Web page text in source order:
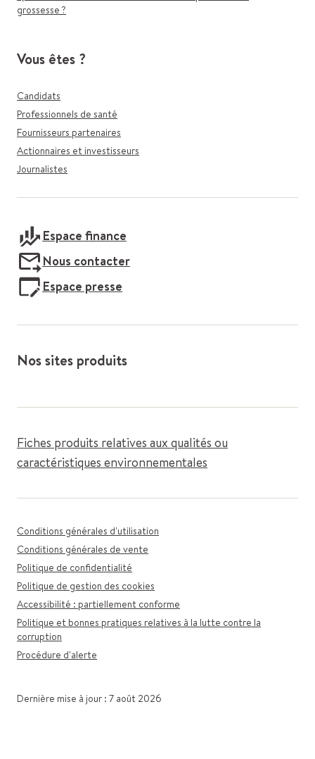
grossesse ?
Vous êtes ?
Candidats
Professionnels de santé
Fournisseurs partenaires
Actionnaires et investisseurs
Journalistes
Espace finance
Nous contacter
Espace presse
Nos sites produits
Fiches produits relatives aux qualités ou
caractéristiques environnementales
Conditions générales d'utilisation
Conditions générales de vente
Politique de confidentialité
Politique de gestion des cookies
Accessibilité : partiellement conforme
Politique et bonnes pratiques relatives à la lutte contre la
corruption
Procédure d'alerte
Dernière mise à jour : 7 août 2026